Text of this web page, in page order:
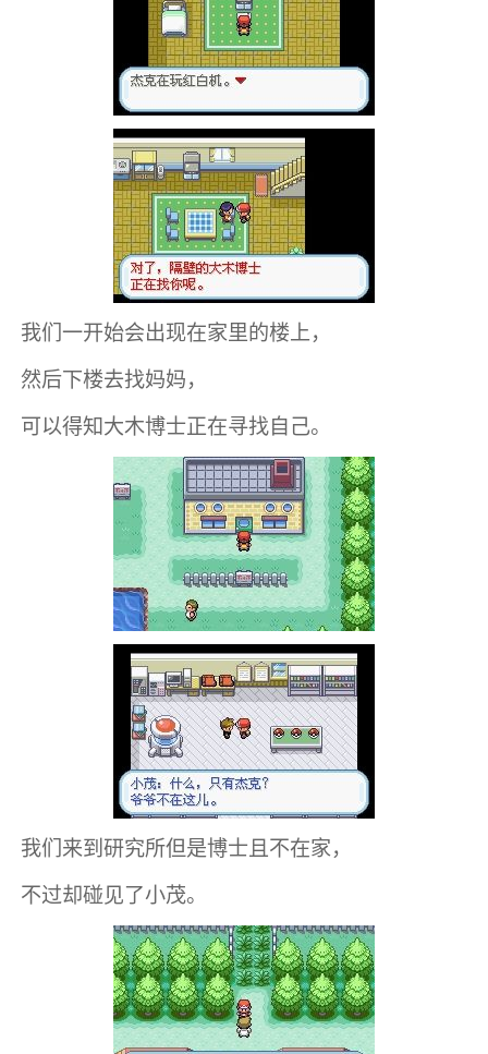
我们一开始会出现在家里的楼上，
然后下楼去找妈妈，
可以得知大木博士正在寻找自己。
我们来到研究所但是博士且不在家，
不过却碰见了小茂。